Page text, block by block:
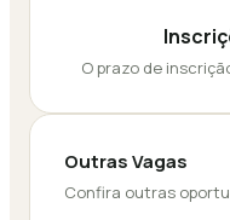
O prazo de
Outras Vagas
Confira outras